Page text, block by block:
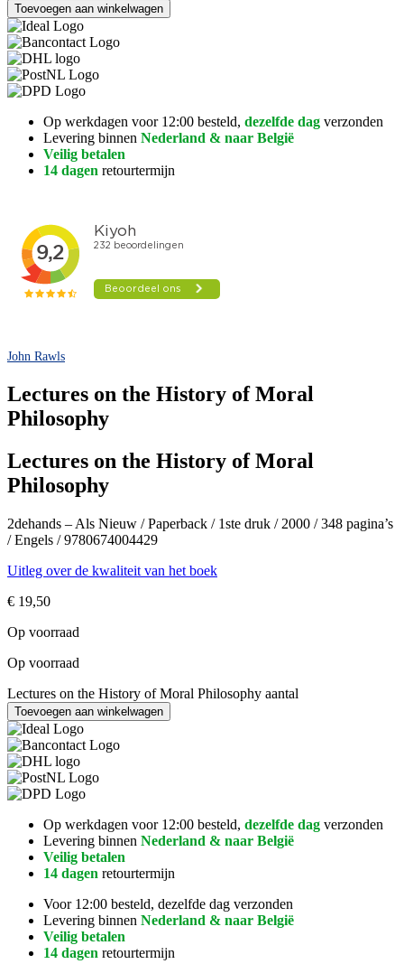
Toevoegen aan winkelwagen
Op werkdagen voor 12:00 besteld, dezelfde dag verzonden
Levering binnen Nederland & naar België
Veilig betalen
14 dagen retourtermijn
John Rawls
Lectures on the History of Moral
Philosophy
Lectures on the History of Moral
Philosophy
2dehands – Als Nieuw / Paperback / 1ste druk / 2000 / 348 pagina’s
/ Engels / 9780674004429
Uitleg over de kwaliteit van het boek
€ 19,50
Op voorraad
Op voorraad
Lectures on the History of Moral Philosophy aantal
Toevoegen aan winkelwagen
Op werkdagen voor 12:00 besteld, dezelfde dag verzonden
Levering binnen Nederland & naar België
Veilig betalen
14 dagen retourtermijn
Voor 12:00 besteld, dezelfde dag verzonden
Levering binnen Nederland & naar België
Veilig betalen
14 dagen retourtermijn